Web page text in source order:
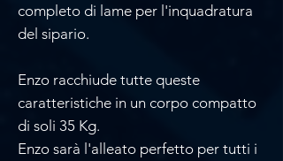
completo di lame per l'inquadratura
del sipario.
Enzo racchiude tutte queste
caratteristiche in un corpo compatto
di soli 35 Kg.
Enzo sarà l'alleato perfetto per tutti i